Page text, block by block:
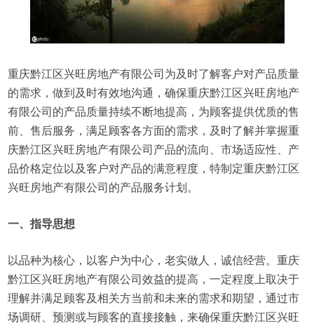
重庆黔江区兴旺房地产有限公司为及时了解客户对产品质量
的需求，做到及时有效地沟通，确保重庆黔江区兴旺房地产
有限公司的产品质量持续不断地提高，为顾客提供优质的售
前、售后服务，满足顾客各方面的需求，及时了解并掌握重
庆黔江区兴旺房地产有限公司产品的流向、市场适应性、产
品价格定位以及客户对产品的满意程度，特制定重庆黔江区
兴旺房地产有限公司的产品服务计划。
一、指导思想
以品种为核心，以客户为中心，老实做人，诚信经营。重庆
黔江区兴旺房地产有限公司效益的提高，一定程度上取决于
理解并满足顾客及相关方当前和未来的需求和期望，通过市
场调研、预测或与顾客的直接接触，来确保重庆黔江区兴旺